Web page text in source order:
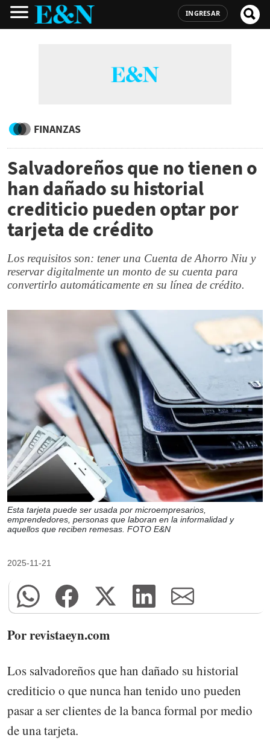
INGRESAR
FINANZAS
Salvadoreños que no tienen o
han dañado su historial
crediticio pueden optar por
tarjeta de crédito
Los requisitos son: tener una Cuenta de Ahorro Niu y
reservar digitalmente un monto de su cuenta para
convertirlo automáticamente en su línea de crédito.
Esta tarjeta puede ser usada por microempresarios,
emprendedores, personas que laboran en la informalidad y
aquellos que reciben remesas. FOTO E&N
2025-11-21
Por revistaeyn.com
Los salvadoreños que han dañado su historial
crediticio o que nunca han tenido uno pueden
pasar a ser clientes de la banca formal por medio
de una tarjeta.